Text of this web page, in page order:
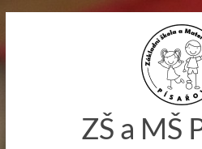
ZŠ a MŠ